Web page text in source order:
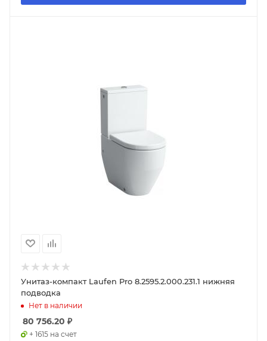
Унитаз-компакт Laufen Pro 8.2595.2.000.231.1 нижняя
подводка
Нет в наличии
80 756.20 ₽
+ 1615 на счет